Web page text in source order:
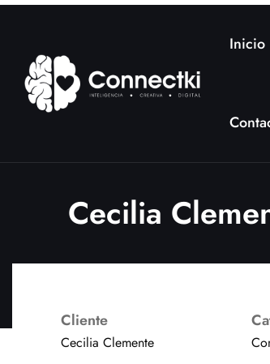
Inicio
Cecilia
Cliente
Cecilia Clemente